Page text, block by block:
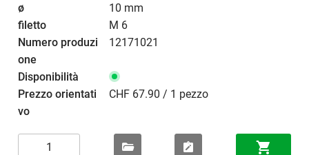
10 mm
M 6
12171021
CHF 67.90 / 1 pezzo